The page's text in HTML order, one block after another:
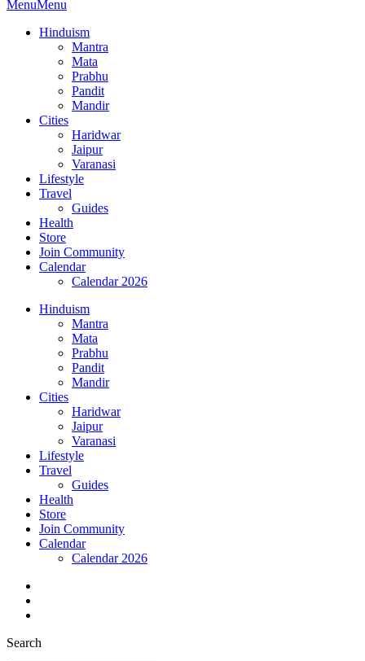
MenuMenu
Hinduism
Mantra
Mata
Prabhu
Pandit
Mandir
Cities
Haridwar
Jaipur
Varanasi
Lifestyle
Travel
Guides
Health
Store
Join Community
Calendar
Calendar 2026
Hinduism
Mantra
Mata
Prabhu
Pandit
Mandir
Cities
Haridwar
Jaipur
Varanasi
Lifestyle
Travel
Guides
Health
Store
Join Community
Calendar
Calendar 2026
Search